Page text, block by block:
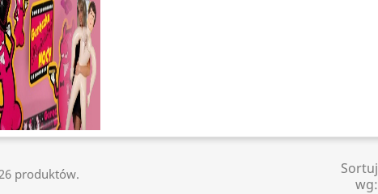
produktów.
Sortuj
wg: